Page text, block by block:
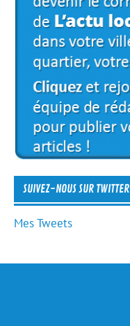
SUIVEZ-NOUS SUR TWITTER
Mes Tweets